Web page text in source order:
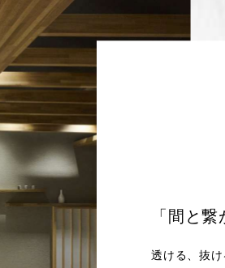
「間と
透ける、抜け